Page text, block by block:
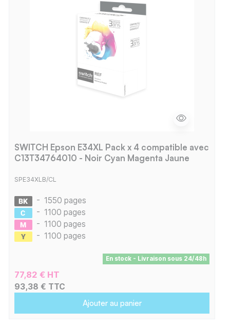
SWITCH Epson E34XL Pack x 4 compatible avec
C13T34764010 - Noir Cyan Magenta Jaune
SPE34XLB/CL
- 1550 pages
- 1100 pages
- 1100 pages
- 1100 pages
En stock - Livraison sous 24/48h
77,82 € HT
93,38 € TTC
Ajouter au panier